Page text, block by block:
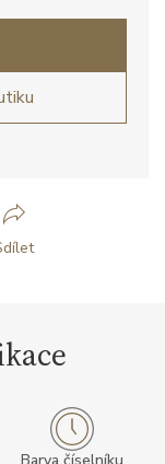
Barva číselníku